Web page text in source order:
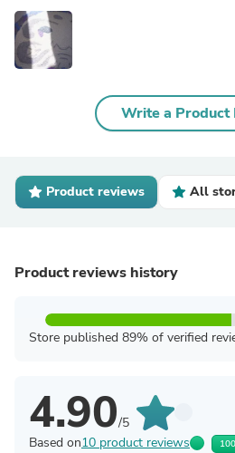
Write a Product
Product reviews All
Product reviews history
Store published 89% of verified
4.90/5
Based on10 product reviews